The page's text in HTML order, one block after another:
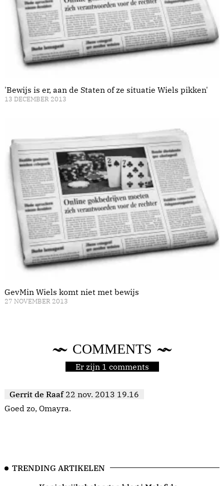
'Bewijs is er, aan de Staten of ze situatie Wiels pikken'
13 DECEMBER 2013
GevMin Wiels komt niet met bewijs
27 NOVEMBER 2013
COMMENTS
Er zijn 1 comments
Gerrit de Raaf 22 nov. 2013 19.16
Goed zo, Omayra.
TRENDING ARTIKELEN